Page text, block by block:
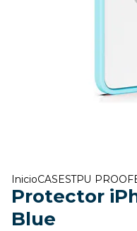
InicioCASESTPU PROOF
Protector
Blue